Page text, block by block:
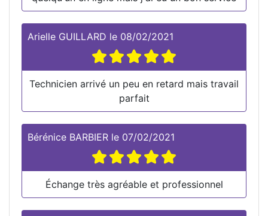
Arielle GUILLARD le 08/02/2021
Technicien arrivé un peu en retard mais travail
parfait
Bérénice BARBIER le 07/02/2021
Échange très agréable et professionnel